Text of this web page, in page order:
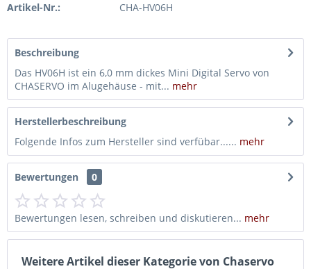
Artikel-Nr.: CHA-HV06H
Beschreibung
Das HV06H ist ein 6,0 mm dickes Mini Digital Servo von
CHASERVO im Alugehäuse - mit... mehr
Herstellerbeschreibung
Folgende Infos zum Hersteller sind verfübar...... mehr
Bewertungen 0
Bewertungen lesen, schreiben und diskutieren... mehr
Weitere Artikel dieser Kategorie von Chaservo